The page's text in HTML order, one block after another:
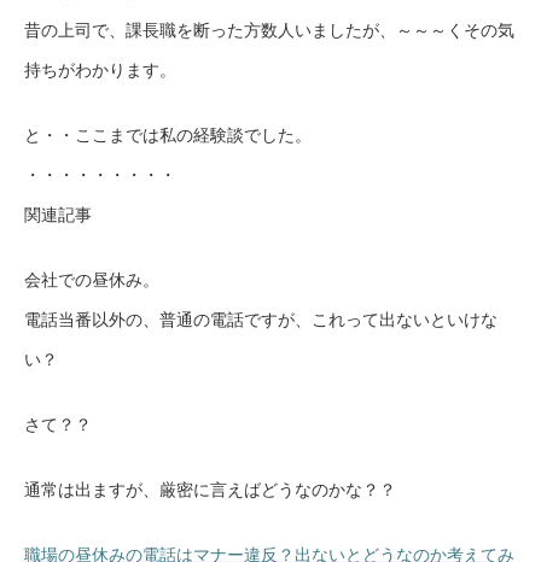
昔の上司で、課長職を断った方数人いましたが、～～～くその気
持ちがわかります。
と・・ここまでは私の経験談でした。
・・・・・・・・・
関連記事
会社での昼休み。
電話当番以外の、普通の電話ですが、これって出ないといけな
い？
さて？？
通常は出ますが、厳密に言えばどうなのかな？？
職場の昼休みの電話はマナー違反？出ないとどうなのか考えてみ